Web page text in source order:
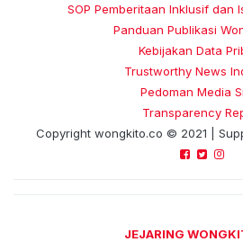
SOP Pemberitaan Inklusif dan
Panduan Publikasi
Kebijakan Data
Trustworthy News
Pedoman Media
Transparency
Copyright wongkito.co © 2021 |
JEJARING